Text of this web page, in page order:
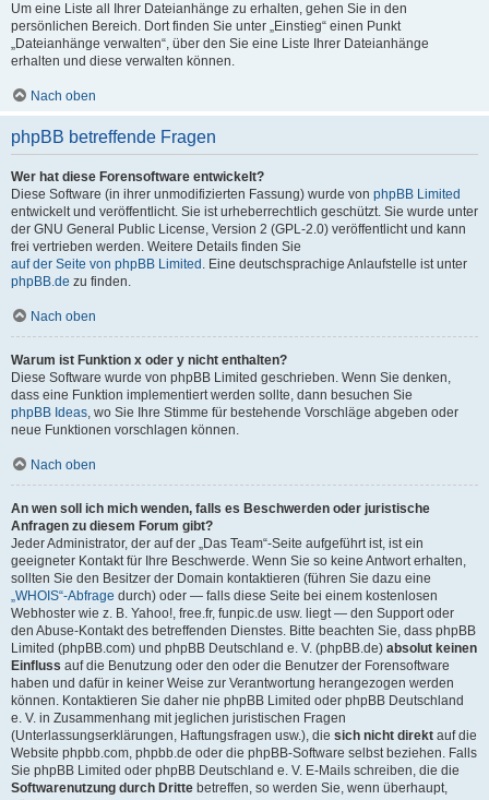
Um eine Liste all Ihrer Dateianhänge zu erhalten, gehen Sie in den
persönlichen Bereich. Dort finden Sie unter „Einstieg“ einen Punkt
„Dateianhänge verwalten“, über den Sie eine Liste Ihrer Dateianhänge
erhalten und diese verwalten können.
Nach oben
phpBB betreffende Fragen
Wer hat diese Forensoftware entwickelt?
Diese Software (in ihrer unmodifizierten Fassung) wurde von phpBB Limited
entwickelt und veröffentlicht. Sie ist urheberrechtlich geschützt. Sie wurde unter
der GNU General Public License, Version 2 (GPL-2.0) veröffentlicht und kann
frei vertrieben werden. Weitere Details finden Sie
auf der Seite von phpBB Limited . Eine deutschsprachige Anlaufstelle ist unter
phpBB.de zu finden.
Nach oben
Warum ist Funktion x oder y nicht enthalten?
Diese Software wurde von phpBB Limited geschrieben. Wenn Sie denken,
dass eine Funktion implementiert werden sollte, dann besuchen Sie
phpBB Ideas, wo Sie Ihre Stimme für bestehende Vorschläge abgeben oder
neue Funktionen vorschlagen können.
Nach oben
An wen soll ich mich wenden, falls es Beschwerden oder juristische
Anfragen zu diesem Forum gibt?
Jeder Administrator, der auf der „Das Team“-Seite aufgeführt ist, ist ein
geeigneter Kontakt für Ihre Beschwerde. Wenn Sie so keine Antwort erhalten,
sollten Sie den Besitzer der Domain kontaktieren (führen Sie dazu eine
„WHOIS“-Abfrage durch) oder — falls diese Seite bei einem kostenlosen
Webhoster wie z. B. Yahoo!, free.fr, funpic.de usw. liegt — den Support oder
den Abuse-Kontakt des betreffenden Dienstes. Bitte beachten Sie, dass phpBB
Limited (phpBB.com) und phpBB Deutschland e. V. (phpBB.de) absolut keinen
Einfluss auf die Benutzung oder den oder die Benutzer der Forensoftware
haben und dafür in keiner Weise zur Verantwortung herangezogen werden
können. Kontaktieren Sie daher nie phpBB Limited oder phpBB Deutschland
e. V. in Zusammenhang mit jeglichen juristischen Fragen
(Unterlassungserklärungen, Haftungsfragen usw.), die sich nicht direkt auf die
Website phpbb.com, phpbb.de oder die phpBB-Software selbst beziehen. Falls
Sie phpBB Limited oder phpBB Deutschland e. V. E-Mails schreiben, die die
Softwarenutzung durch Dritte betreffen, so werden Sie, wenn überhaupt,